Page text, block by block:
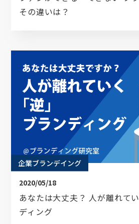
その違いは？
企業ブランデイング
2020/05/18
あなたは大丈夫？ 人が離れて
ディング